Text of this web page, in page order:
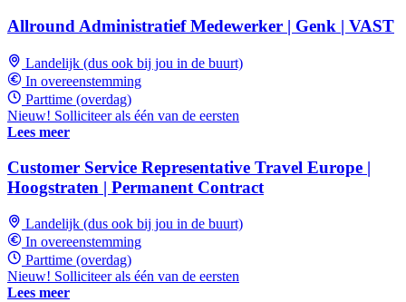
Allround Administratief Medewerker | Genk | VAST
Landelijk (dus ook bij jou in de buurt)
In overeenstemming
Parttime (overdag)
Nieuw! Solliciteer als één van de eersten
Lees meer
Customer Service Representative Travel Europe |
Hoogstraten | Permanent Contract
Landelijk (dus ook bij jou in de buurt)
In overeenstemming
Parttime (overdag)
Nieuw! Solliciteer als één van de eersten
Lees meer